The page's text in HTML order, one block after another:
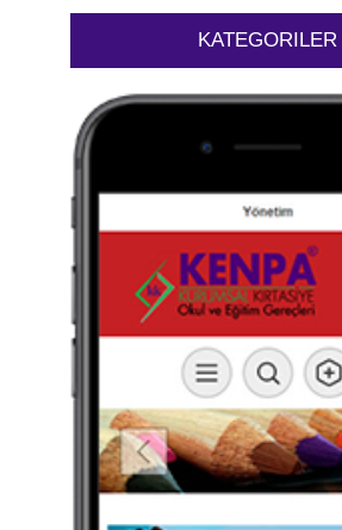
KATEGORILER